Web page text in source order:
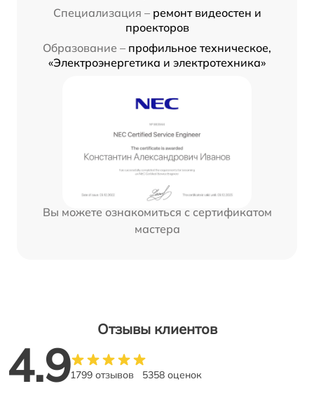
Специализация – ремонт видеостен и
проекторов
Образование – профильное техническое,
«Электроэнергетика и электротехника»
Вы можете ознакомиться с сертификатом
мастера
Отзывы клиентов
4.91799 отзывов 5358 оценок